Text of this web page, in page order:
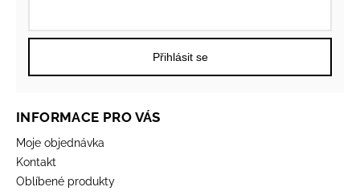
Přihlásit se
INFORMACE PRO VÁS
Moje objednávka
Kontakt
Oblíbené produkty